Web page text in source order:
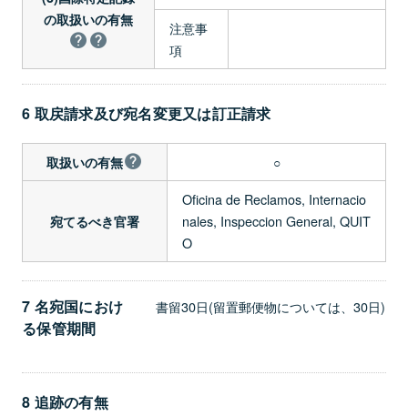
の取扱いの有無
注意事
項
6 取戻請求及び宛名変更又は訂正請求
取扱いの有無 ○
宛てるべき官署
Oficina de Reclamos, Internacio
nales, Inspeccion General, QUIT
O
7 名宛国におけ
る保管期間
書留30日(留置郵便物については、30日)
8 追跡の有無